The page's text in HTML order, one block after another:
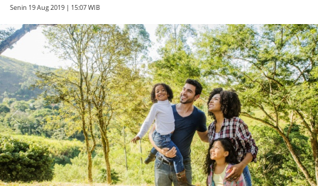
Senin 19 Aug 2019 | 15:07 WIB